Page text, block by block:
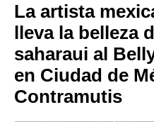
La artista
lleva la belleza
saharaui al
en Ciudad de
Contramutis